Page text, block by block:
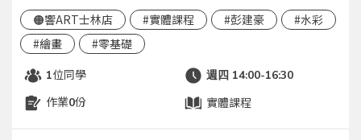
🟠響ART士林店 #實體課程 #彭建豪
#水彩
#繪畫
#零基礎
1位同學 週四 14:00-16:30
作業0份 實體課程